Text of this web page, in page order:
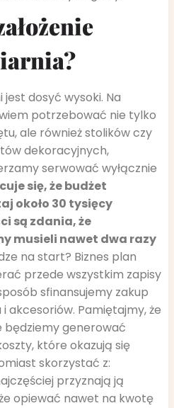
jest dosyć wysoki. Na
potrzebować nie tylko
ale również stolików czy
dekoracyjnych,
serwować wyłącznie
się, że budżet
około 30 tysięcy
są zdania, że
musieli nawet dwa razy
na start? Biznes plan
przede wszystkim zapisy
sfinansujemy zakup
akcesoriów. Pamiętajmy, że
będziemy generować
które okazują się
skorzystać z:
przyznają ją
opiewać nawet na kwotę